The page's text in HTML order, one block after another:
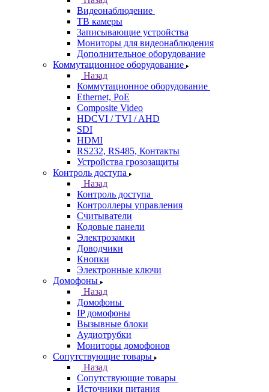
Видеонаблюдение
ТВ камеры
Записывающие устройства
Мониторы для видеонаблюдения
Дополнительное оборудование
Коммутационное оборудование
Назад
Коммутационное оборудование
Ethernet, PoE
Composite Video
HDCVI / TVI / AHD
SDI
HDMI
RS232, RS485, Контакты
Устройства грозозащиты
Контроль доступа
Назад
Контроль доступа
Контроллеры управления
Считыватели
Кодовые панели
Электрозамки
Доводчики
Кнопки
Электронные ключи
Домофоны
Назад
Домофоны
IP домофоны
Вызывные блоки
Аудиотрубки
Мониторы домофонов
Сопутствующие товары
Назад
Сопутствующие товары
Источники питания